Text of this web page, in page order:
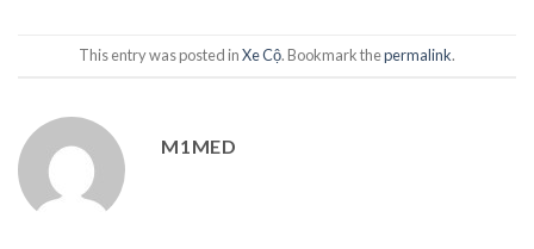
This entry was posted inXe Cộ. Bookmark thepermalink.
M1MED